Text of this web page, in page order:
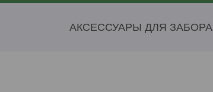
АКСЕССУАРЫ ДЛЯ ЗАБОРА